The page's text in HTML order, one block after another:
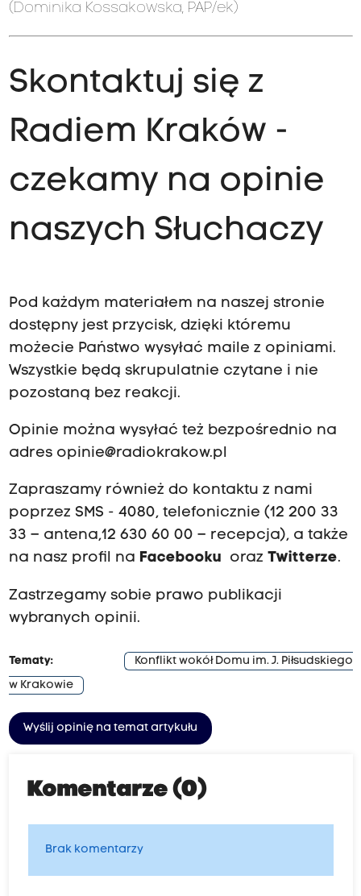
(Dominika Kossakowska, PAP/ek)
Skontaktuj się z
Radiem Kraków -
czekamy na opinie
naszych Słuchaczy
Pod każdym materiałem na naszej stronie
dostępny jest przycisk, dzięki któremu
możecie Państwo wysyłać maile z opiniami.
Wszystkie będą skrupulatnie czytane i nie
pozostaną bez reakcji.
Opinie można wysyłać też bezpośrednio na
adres opinie@radiokrakow.pl
Zapraszamy również do kontaktu z nami
poprzez SMS - 4080, telefonicznie (12 200 33
33 – antena,12 630 60 00 – recepcja), a także
na nasz profil na Facebooku oraz Twitterze.
Zastrzegamy sobie prawo publikacji
wybranych opinii.
Tematy:
Konflikt wokół Domu im. J. Piłsudskiego
w Krakowie
Wyślij opinię na temat artykułu
Komentarze (0)
Brak komentarzy